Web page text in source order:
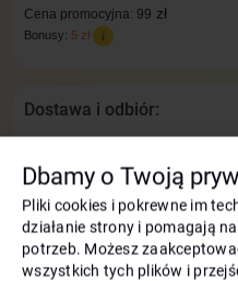
Cena promocyjna: 99 zł
Bonusy: 5 zł
Dostawa i odbiór:
Wymiana i zwrot towaru w
Zapłata
Dbamy o Twoją
Pliki cookies i pokrewne im
działanie strony i pomagają
potrzeb. Możesz
wszystkich tych plików i